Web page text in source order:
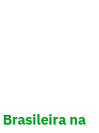
na